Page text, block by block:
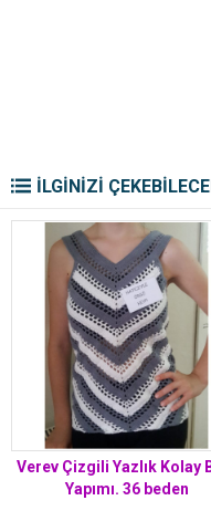
İLGİNİZİ
Verev Çizgili Yazlık Kolay
Yapımı. 36 beden